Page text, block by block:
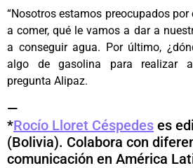
“Nosotros estamos preocupados
a comer, qué le vamos a dar a
a conseguir agua. Por último,
algo de gasolina para realizar
pregunta Alipaz.
—
*Rocío Lloret Céspedes es
(Bolivia). Colabora con
comunicación en América